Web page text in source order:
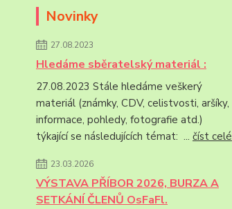
Novinky
27.08.2023
Hledáme sběratelský materiál :
27.08.2023 Stále hledáme veškerý
materiál (známky, CDV, celistvosti, aršíky,
informace, pohledy, fotografie atd.)
týkající se následujících témat: ... číst celé
23.03.2026
VÝSTAVA PŘÍBOR 2026, BURZA A
SETKÁNÍ ČLENŮ OsFaFl.